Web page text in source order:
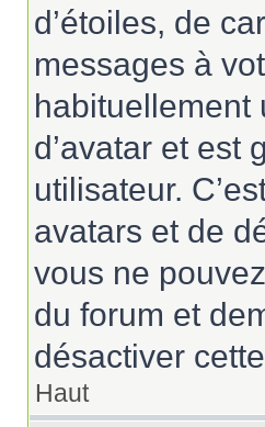
d’étoiles, de
messages à
habituellement
d’avatar et est
utilisateur.
avatars et de
vous ne
du forum et
désactiver
Haut